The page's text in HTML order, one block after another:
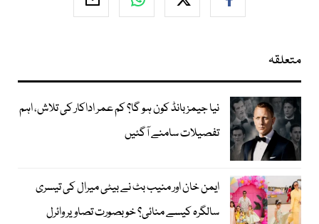
متعلقہ
نیا جیمز بانڈ کون ہو گا؟ کم عمر اداکار کی تلاش، اہم
تفصیلات سامنے آگئیں
ایمن خان اور منیب بٹ نے بیٹی میرال کی تیسری
سالگرہ کیسے منائی؟ خوبصورت تصاویر وائرل